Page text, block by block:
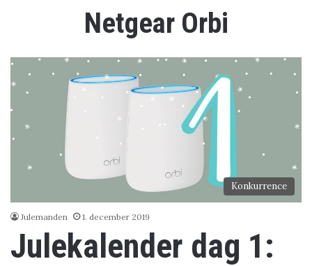
Netgear Orbi
Konkurrence
Julemanden 1. december 2019
Julekalender dag 1: